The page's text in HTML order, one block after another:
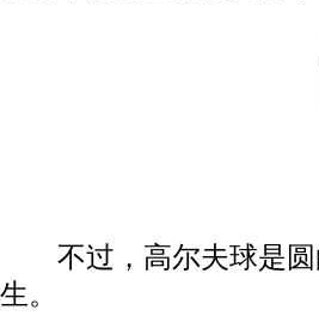
不过，高尔夫球是圆
生。